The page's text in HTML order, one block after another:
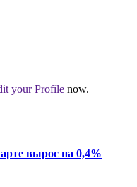
your Profile now.
вырос на 0,4%